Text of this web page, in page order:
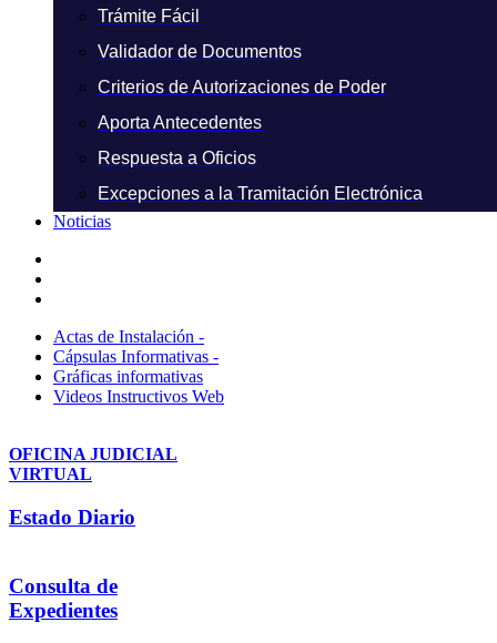
Trámite Fácil
Validador de Documentos
Criterios de Autorizaciones de Poder
Aporta Antecedentes
Respuesta a Oficios
Excepciones a la Tramitación Electrónica
Noticias
Actas de Instalación -
Cápsulas Informativas -
Gráficas informativas
Videos Instructivos Web
OFICINA JUDICIAL
VIRTUAL
Estado Diario
Consulta de
Expedientes